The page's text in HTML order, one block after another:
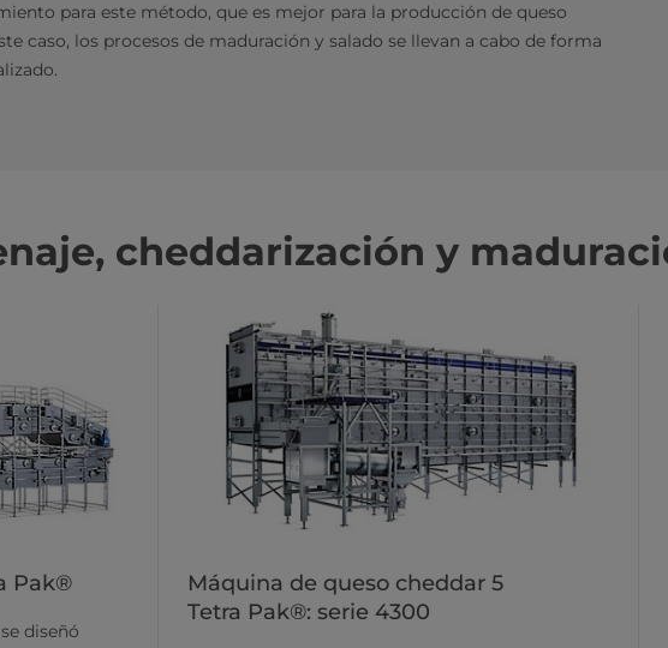
para este método, que es mejor para la producción de queso
caso, los procesos de maduración y salado se llevan a cabo de forma
cheddarización y
Pak®
diseñó
Máquina de queso cheddar 5
Tetra Pak®: serie 4300